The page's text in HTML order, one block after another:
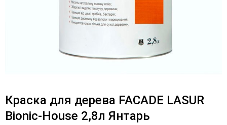
Краска для дерева FACADE LASUR
Bionic-House 2,8л Янтарь